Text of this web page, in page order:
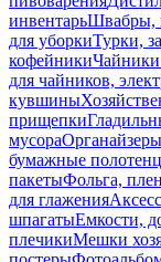
инвентарьШвабры,
для уборкиТурки,
кофейники
для чайников,
кувшины
прищепки
мусора
бумажные
пакетыФольга,
для глажения
шпагатыЕмкости,
плечикиМешки